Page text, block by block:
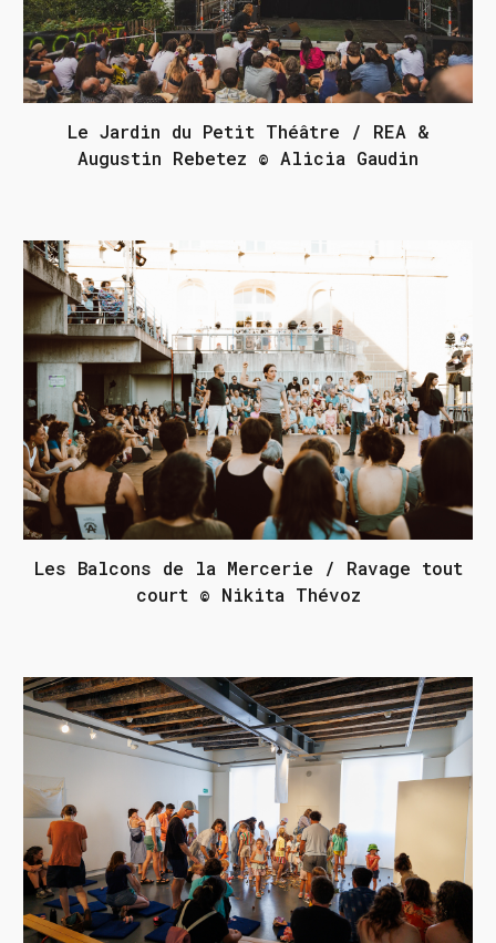
Le Jardin du Petit Théâtre / REA &
Augustin Rebetez © Alicia Gaudin
Les Balcons de la Mercerie / Ravage tout
court © Nikita Thévoz